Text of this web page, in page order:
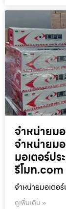
จำหน่ายม
จำหน่ายม
มอเตอร์ปร
รีโมท.com
จำหน่ายมอเตอ
ดูเพิ่มเติม »